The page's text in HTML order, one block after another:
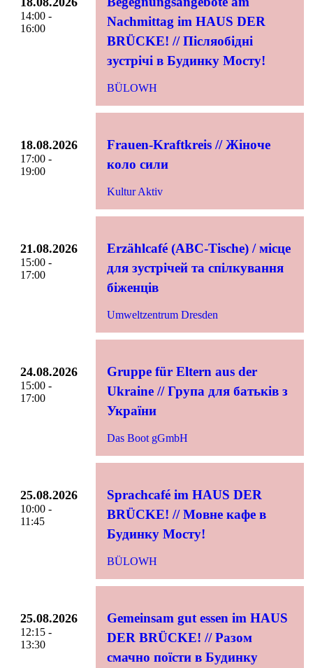
14:00 -
16:00
Nachmittag im HAUS DER
BRÜCKE! // Післяобідні
зустрічі в Будинку Мосту!
BÜLOWH
18.08.2026
17:00 -
19:00
Frauen-Kraftkreis // Жіноче
коло сили
Kultur Aktiv
21.08.2026
15:00 -
17:00
Erzählcafé (ABC-Tische) / місце
для зустрічей та спілкування
біженців
Umweltzentrum Dresden
24.08.2026
15:00 -
17:00
Gruppe für Eltern aus der
Ukraine // Група для батьків з
України
Das Boot gGmbH
25.08.2026
10:00 -
11:45
Sprachcafé im HAUS DER
BRÜCKE! // Мовне кафе в
Будинку Мосту!
BÜLOWH
25.08.2026
12:15 -
13:30
Gemeinsam gut essen im HAUS
DER BRÜCKE! // Разом
смачно поїсти в Будинку